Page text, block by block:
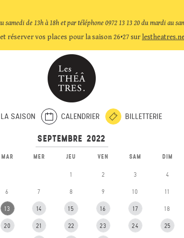
samedi de 13h à 18h et par téléphone 0972 13 13 20 du mardi au
réserver vos places pour la saison 26•27 sur
LA SAISON CALENDRIER BILLETTERIE
MAR MER JEU VEN SAM DIM
1 2 3 4
6 7 8 9 10 11
13 14 15 16 17 18
20 21 22 23 24 25